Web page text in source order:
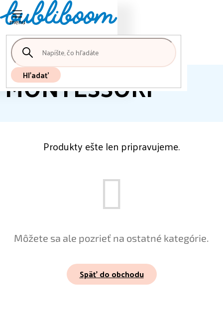
Prejsť
na
obsah
Hľadať
košík
MONTESSORI
Produkty ešte len pripravujeme.
Môžete sa ale pozrieť na ostatné kategórie.
Späť do obchodu